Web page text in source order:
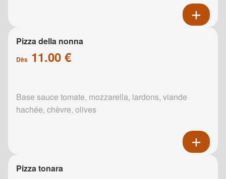
Pizza della nonna
Dès 11.00 €
Base sauce tomate, mozzarella, lardons, viande
hachée, chèvre, olives
Pizza tonara